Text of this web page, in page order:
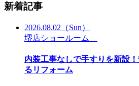
新着記事
2026.08.02 （Sun）
堺店ショールーム
内装工事なしで手すりを新設
るリフォーム